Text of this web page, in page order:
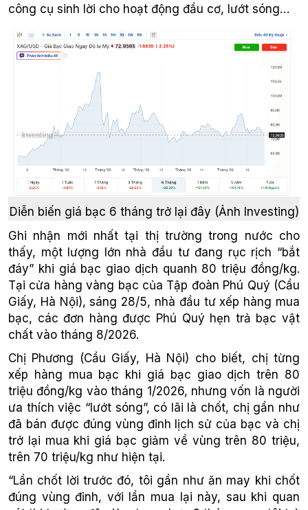
công cụ sinh lời cho hoạt động đầu cơ, lướt sóng…
Diễn biến giá bạc 6 tháng trở lại đây (Ảnh Investing)
Ghi nhận mới nhất tại thị trường trong nước cho
thấy, một lượng lớn nhà đầu tư đang rục rịch “bắt
đáy” khi giá bạc giao dịch quanh 80 triệu đồng/kg.
Tại cửa hàng vàng bạc của Tập đoàn Phú Quý (Cầu
Giấy, Hà Nội), sáng 28/5, nhà đầu tư xếp hàng mua
bạc, các đơn hàng được Phú Quý hẹn trả bạc vật
chất vào tháng 8/2026.
Chị Phương (Cầu Giấy, Hà Nội) cho biết, chị từng
xếp hàng mua bạc khi giá bạc giao dịch trên 80
triệu đồng/kg vào tháng 1/2026, nhưng vốn là người
ưa thích việc “lướt sóng”, có lãi là chốt, chị gần như
đã bán được đúng vùng đỉnh lịch sử của bạc và chị
trở lại mua khi giá bạc giảm về vùng trên 80 triệu,
trên 70 triệu/kg như hiện tại.
“Lần chốt lời trước đó, tôi gần như ăn may khi chốt
đúng vùng đỉnh, với lần mua lại này, sau khi quan